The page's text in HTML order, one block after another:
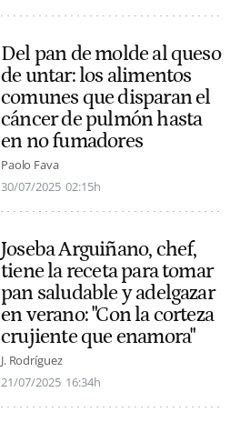
Del pan de molde al queso
de untar: los alimentos
comunes que disparan el
cáncer de pulmón hasta
en no fumadores
Paolo Fava
30/07/2025 02:15h
Joseba Arguiñano, chef,
tiene la receta para tomar
pan saludable y adelgazar
en verano: "Con la corteza
crujiente que enamora"
J. Rodríguez
21/07/2025 16:34h